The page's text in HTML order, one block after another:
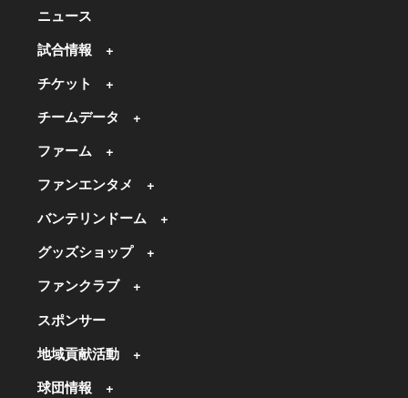
ニュース
試合情報
チケット
チームデータ
ファーム
ファンエンタメ
バンテリンドーム
グッズショップ
ファンクラブ
スポンサー
地域貢献活動
球団情報